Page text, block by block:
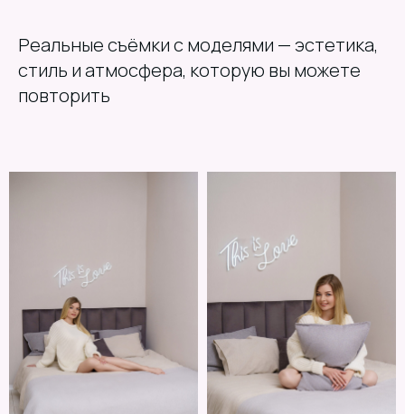
Реальные съёмки с моделями — эстетика,
стиль и атмосфера, которую вы можете
повторить